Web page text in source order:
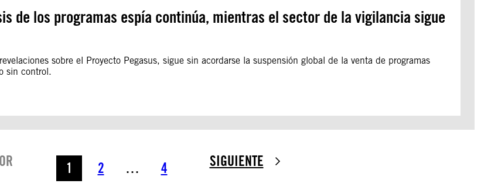
de los programas espía continúa, mientras el sector de la vigilancia sigue
sobre el Proyecto Pegasus, sigue sin acordarse la suspensión global de la venta de programas
sin control.
1 2 … 4 SIGUIENTE